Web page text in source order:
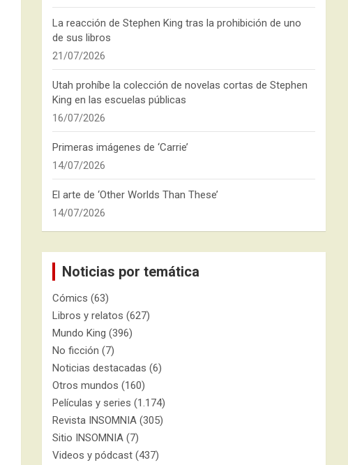
La reacción de Stephen King tras la prohibición de uno
de sus libros
21/07/2026
Utah prohíbe la colección de novelas cortas de Stephen
King en las escuelas públicas
16/07/2026
Primeras imágenes de ‘Carrie’
14/07/2026
El arte de ‘Other Worlds Than These’
14/07/2026
Noticias por temática
Cómics (63)
Libros y relatos (627)
Mundo King (396)
No ficción (7)
Noticias destacadas (6)
Otros mundos (160)
Películas y series (1.174)
Revista INSOMNIA (305)
Sitio INSOMNIA (7)
Videos y pódcast (437)